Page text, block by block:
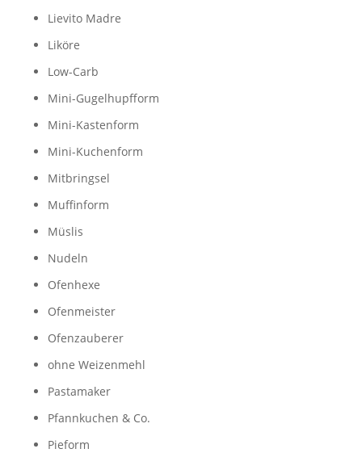
Lievito Madre
Liköre
Low-Carb
Mini-Gugelhupfform
Mini-Kastenform
Mini-Kuchenform
Mitbringsel
Muffinform
Müslis
Nudeln
Ofenhexe
Ofenmeister
Ofenzauberer
ohne Weizenmehl
Pastamaker
Pfannkuchen & Co.
Pieform